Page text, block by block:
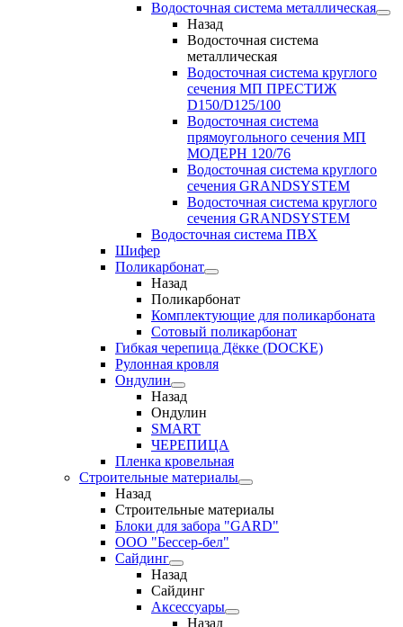
Водосточная система металлическая
Назад
Водосточная система
металлическая
Водосточная система круглого
сечения МП ПРЕСТИЖ
D150/D125/100
Водосточная система
прямоугольного сечения МП
МОДЕРН 120/76
Водосточная система круглого
сечения GRANDSYSTEM
Водосточная система круглого
сечения GRANDSYSTEM
Водосточная система ПВХ
Шифер
Поликарбонат
Назад
Поликарбонат
Комплектующие для поликарбоната
Сотовый поликарбонат
Гибкая черепица Дёкке (DOCKE)
Рулонная кровля
Ондулин
Назад
Ондулин
SMART
ЧЕРЕПИЦА
Пленка кровельная
Строительные материалы
Назад
Строительные материалы
Блоки для забора "GARD"
ООО "Бессер-бел"
Сайдинг
Назад
Сайдинг
Аксессуары
Назад